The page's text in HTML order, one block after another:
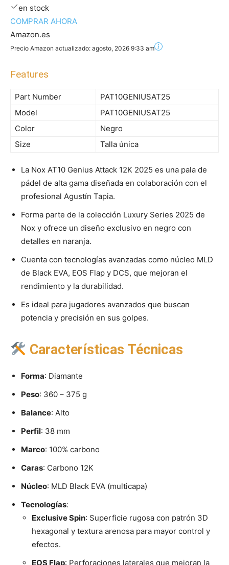
en stock
COMPRAR AHORA
Amazon.es
Precio Amazon actualizado: agosto, 2026 9:33 am
Features
Part Number
PAT10GENIUSAT25
Model
PAT10GENIUSAT25
Color
Negro
Size
Talla única
La Nox AT10 Genius Attack 12K 2025 es una pala de
pádel de alta gama diseñada en colaboración con el
profesional Agustín Tapia.
Forma parte de la colección Luxury Series 2025 de
Nox y ofrece un diseño exclusivo en negro con
detalles en naranja.
Cuenta con tecnologías avanzadas como núcleo MLD
de Black EVA, EOS Flap y DCS, que mejoran el
rendimiento y la durabilidad.
Es ideal para jugadores avanzados que buscan
potencia y precisión en sus golpes.
Características Técnicas
Forma: Diamante
Peso: 360 – 375 g
Balance: Alto
Perfil: 38 mm
Marco: 100% carbono
Caras: Carbono 12K
Núcleo: MLD Black EVA (multicapa)
Tecnologías:
Exclusive Spin: Superficie rugosa con patrón 3D
hexagonal y textura arenosa para mayor control y
efectos.
EOS Flap: Perforaciones laterales que mejoran la